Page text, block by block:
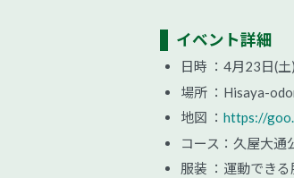
イベント詳細
日時 ：4月23日(
場所 ：Hisaya-
地図 ： https://
コース：久屋大通
服装 ：運動でき